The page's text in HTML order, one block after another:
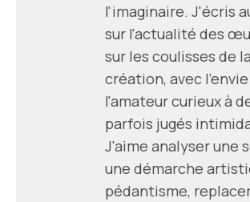
l'imaginaire. J'écris
sur l'actualité des
sur les coulisses de la
création, avec
l'amateur curieux à
parfois jugés
J'aime analyser une
une démarche
pédantisme,